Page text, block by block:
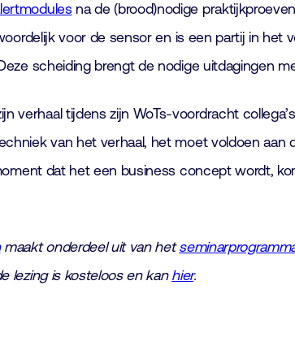
na de (brood)nodige
voor de sensor en is een partij in
scheiding brengt de nodige uitdagingen
verhaal tijdens zijn WoTs-voordracht
van het verhaal, het moet voldoen
dat het een business concept wordt,
maakt onderdeel uit van het
lezing is kosteloos en kanhier.